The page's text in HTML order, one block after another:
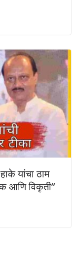
यांचा ठाम
आणि विकृती”